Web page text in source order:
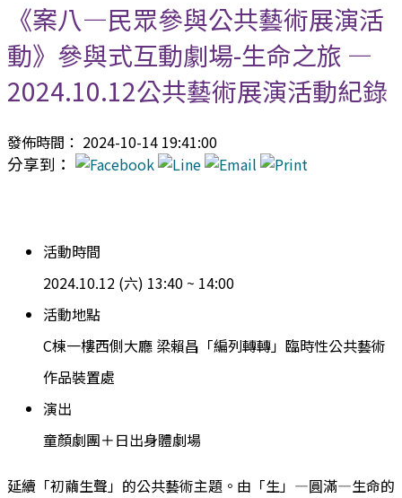
《案八—民眾參與公共藝術展演活
動》參與式互動劇場-生命之旅 —
2024.10.12公共藝術展演活動紀錄
發佈時間： 2024-10-14 19:41:00
分享到：
活動時間
2024.10.12 (六) 13:40 ~ 14:00
活動地點
C棟一樓西側大廳 梁賴昌「編列轉轉」臨時性公共藝術
作品裝置處
演出
童顏劇團＋日出身體劇場
延續「初繭生聲」的公共藝術主題。由「生」—圓滿—生命的